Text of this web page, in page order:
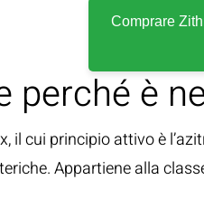
Comprare
perché è
il cui principio attivo è
Appartiene alla